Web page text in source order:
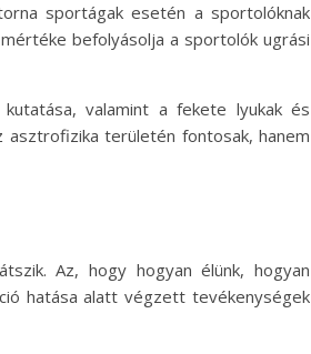
sportágak esetén a sportolóknak
befolyásolja a sportolók ugrási
valamint a fekete lyukak és
asztrofizika területén fontosak, hanem
Az, hogy hogyan élünk, hogyan
hatása alatt végzett tevékenységek